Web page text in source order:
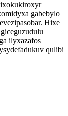
gabebylo
Hixe
ilyxazafos
qulibi